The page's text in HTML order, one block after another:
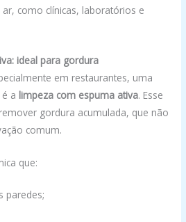
como clínicas, laboratórios e
ideal para gordura
em restaurantes, uma
a limpeza com espuma ativa. Esse
gordura acumulada, que não
comum.
que:
paredes;